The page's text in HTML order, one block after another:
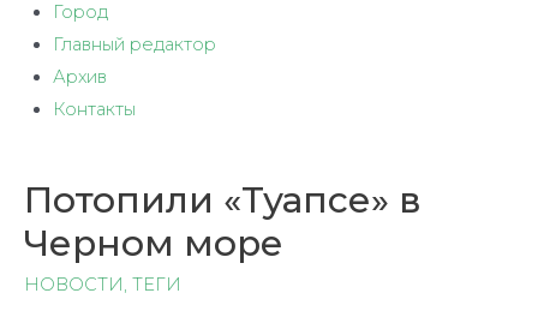
Город
Главный редактор
Архив
Контакты
Потопили «Туапсе» в
Черном море
НОВОСТИ, ТЕГИ